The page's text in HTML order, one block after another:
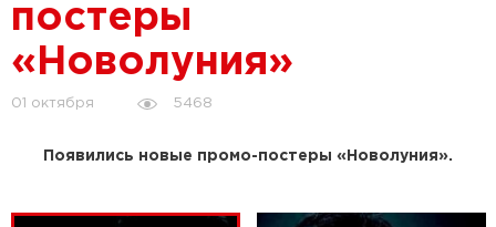
постеры
«Новолуния»
01 октября 5468
Появились новые промо-постеры «Новолуния».